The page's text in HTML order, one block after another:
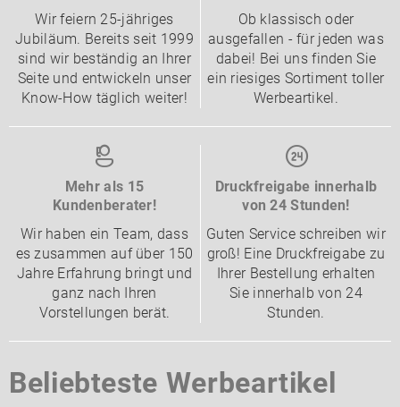
Wir feiern 25-jähriges
Jubiläum. Bereits seit 1999
sind wir beständig an Ihrer
Seite und entwickeln unser
Know-How täglich weiter!
Ob klassisch oder
ausgefallen - für jeden was
dabei! Bei uns finden Sie
ein riesiges Sortiment toller
Werbeartikel.
Mehr als 15
Kundenberater!
Wir haben ein Team, dass
es zusammen auf über 150
Jahre Erfahrung bringt und
ganz nach Ihren
Vorstellungen berät.
Druckfreigabe innerhalb
von 24 Stunden!
Guten Service schreiben wir
groß! Eine Druckfreigabe zu
Ihrer Bestellung erhalten
Sie innerhalb von 24
Stunden.
Beliebteste Werbeartikel